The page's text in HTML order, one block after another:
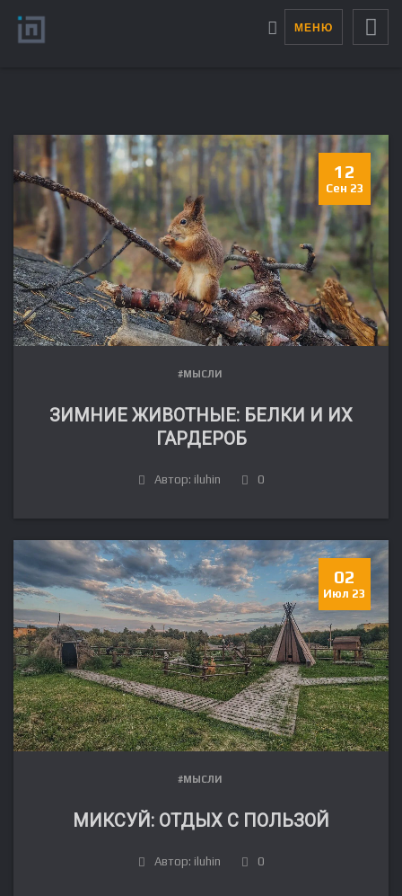
МЕНЮ
12
Сен 23
#МЫСЛИ
ЗИМНИЕ ЖИВОТНЫЕ: БЕЛКИ И ИХ
ГАРДЕРОБ
Автор: iluhin 0
02
Июл 23
#МЫСЛИ
МИКСУЙ: ОТДЫХ С ПОЛЬЗОЙ
Автор: iluhin 0